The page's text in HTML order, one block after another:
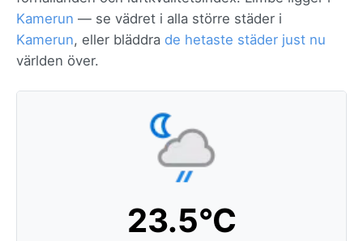
Kamerun — se vädret i alla större städer i
Kamerun, eller bläddra de hetaste städer just nu
världen över.
23.5°C